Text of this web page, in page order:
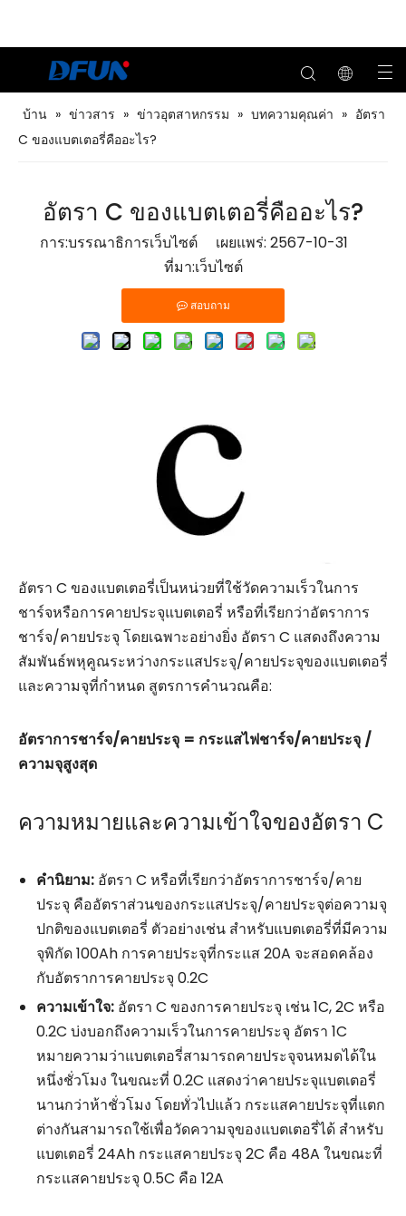
บ้าน » ข่าวสาร » ข่าวอุตสาหกรรม » บทความคุณค่า » อัตรา
C ของแบตเตอรี่คืออะไร?
อัตรา C ของแบตเตอรี่คืออะไร?
การ:บรรณาธิการเว็บไซต์ เผยแพร่: 2567-10-31
ที่มา:เว็บไซต์
สอบถาม
อัตรา C ของแบตเตอรี่เป็นหน่วยที่ใช้วัดความเร็วในการ
ชาร์จหรือการคายประจุแบตเตอรี่ หรือที่เรียกว่าอัตราการ
ชาร์จ/คายประจุ โดยเฉพาะอย่างยิ่ง อัตรา C แสดงถึงความ
สัมพันธ์พหุคูณระหว่างกระแสประจุ/คายประจุของแบตเตอรี่
และความจุที่กำหนด สูตรการคำนวณคือ:
อัตราการชาร์จ/คายประจุ = กระแสไฟชาร์จ/คายประจุ /
ความจุสูงสุด
ความหมายและความเข้าใจของอัตรา C
คำนิยาม: อัตรา C หรือที่เรียกว่าอัตราการชาร์จ/คาย
ประจุ คืออัตราส่วนของกระแสประจุ/คายประจุต่อความจุ
ปกติของแบตเตอรี่ ตัวอย่างเช่น สำหรับแบตเตอรี่ที่มีความ
จุพิกัด 100Ah การคายประจุที่กระแส 20A จะสอดคล้อง
กับอัตราการคายประจุ 0.2C
ความเข้าใจ: อัตรา C ของการคายประจุ เช่น 1C, 2C หรือ
0.2C บ่งบอกถึงความเร็วในการคายประจุ อัตรา 1C
หมายความว่าแบตเตอรี่สามารถคายประจุจนหมดได้ใน
หนึ่งชั่วโมง ในขณะที่ 0.2C แสดงว่าคายประจุแบตเตอรี่
นานกว่าห้าชั่วโมง โดยทั่วไปแล้ว กระแสคายประจุที่แตก
ต่างกันสามารถใช้เพื่อวัดความจุของแบตเตอรี่ได้ สำหรับ
แบตเตอรี่ 24Ah กระแสคายประจุ 2C คือ 48A ในขณะที่
กระแสคายประจุ 0.5C คือ 12A